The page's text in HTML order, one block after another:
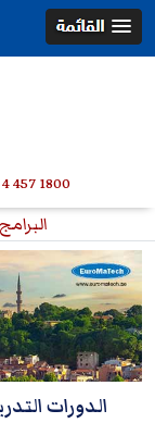
457 1800
الدورات